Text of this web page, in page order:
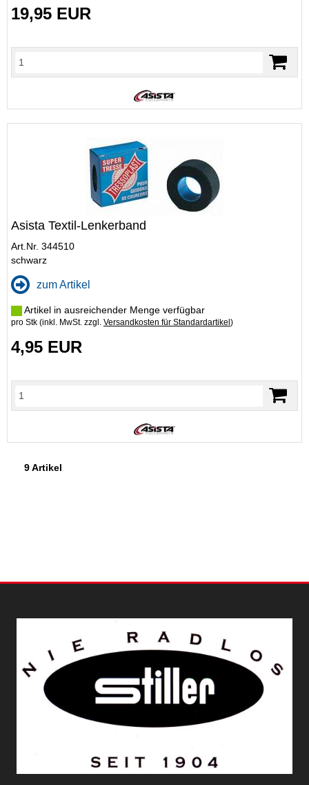
19,95 EUR
Asista Textil-Lenkerband
Art.Nr. 344510
schwarz
zum Artikel
Artikel in ausreichender Menge verfügbar
pro Stk (inkl. MwSt. zzgl. Versandkosten für Standardartikel )
4,95 EUR
9 Artikel